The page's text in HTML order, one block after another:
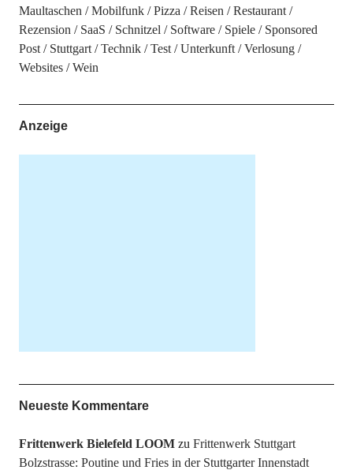
Maultaschen
Mobilfunk Pizza Reisen
Restaurant
Rezension
SaaS Schnitzel Software Spiele
Sponsored
Post
Stuttgart Technik Test Unterkunft
Verlosung
Websites
Wein
Anzeige
Neueste Kommentare
Frittenwerk Bielefeld LOOMzu Frittenwerk Stuttgart
Bolzstrasse: Poutine und Fries in der Stuttgarter Innenstadt